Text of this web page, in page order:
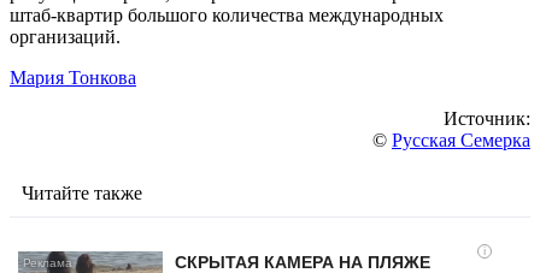
штаб-квартир большого количества международных
организаций.
Мария Тонкова
Источник:
© Русская Семерка
Читайте также
i
СКРЫТАЯ КАМЕРА НА ПЛЯЖЕ